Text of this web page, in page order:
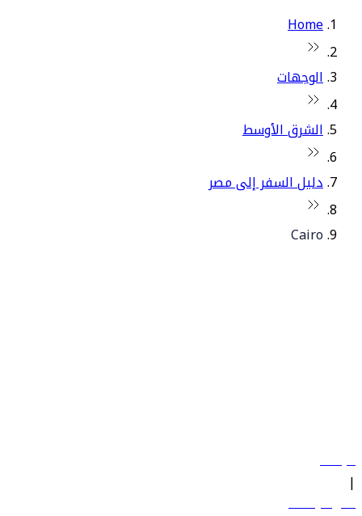
Home
الوجهات
الشرق الأوسط
دليل السفر إلى مصر
Cairo
سياساتنا
|
الشروط والأحكام